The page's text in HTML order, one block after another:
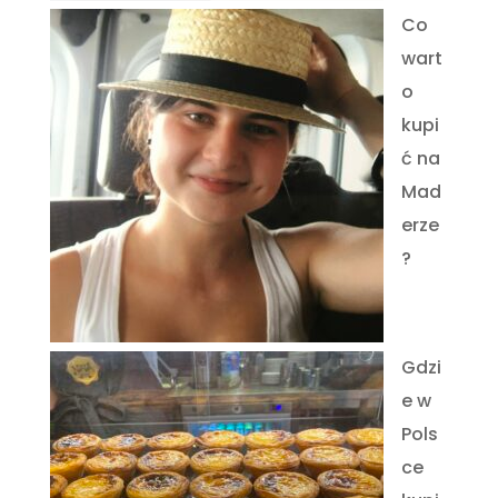
Co
wart
o
kupi
ć na
Mad
erze
?
Gdzi
e w
Pols
ce